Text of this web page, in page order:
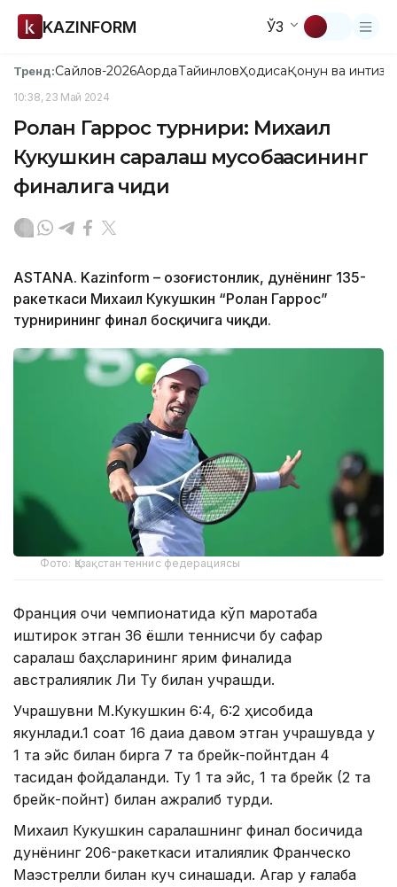
KAZINFORM ЎЗ
Тренд:Сайлов-2026АқордаТайинловҲодисаҚонун ва
10:38, 23 Май 2024
Ролан Гаррос турнири: Михаил
Кукушкин саралаш мусобақасининг
финалига чиқди
ASTANA. Kazinform – Қозоғистонлик, дунёнинг 135-
ракеткаси Михаил Кукушкин “Ролан Гаррос”
турнирининг финал босқичига чиқди.
Фото: Қазақстан теннис федерациясы
Франция очиқ чемпионатида кўп маротаба
иштирок этган 36 ёшли теннисчи бу сафар
саралаш баҳсларининг ярим финалида
австралиялик Ли Ту билан учрашди.
Учрашувни М.Кукушкин 6:4, 6:2 ҳисобида
якунлади.1 соат 16 дақиқа давом этган учрашувда у
1 та эйс билан бирга 7 та брейк-пойнтдан 4
тасидан фойдаланди. Ту 1 та эйс, 1 та брейк (2 та
брейк-пойнт) билан ажралиб турди.
Михаил Кукушкин саралашнинг финал босқичида
дунёнинг 206-ракеткаси италиялик Франческо
Маэстрелли билан куч синашади. Агар у ғалаба